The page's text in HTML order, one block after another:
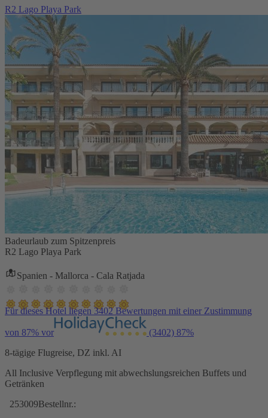
R2 Lago Playa Park
Badeurlaub zum Spitzenpreis
R2 Lago Playa Park
Spanien - Mallorca - Cala Ratjada
Für dieses Hotel liegen 3402 Bewertungen mit einer Zustimmung
von 87% vor (3402) 87%
8-tägige Flugreise, DZ inkl. AI
All Inclusive Verpflegung mit abwechslungsreichen Buffets und
Getränken
253009Bestellnr.: